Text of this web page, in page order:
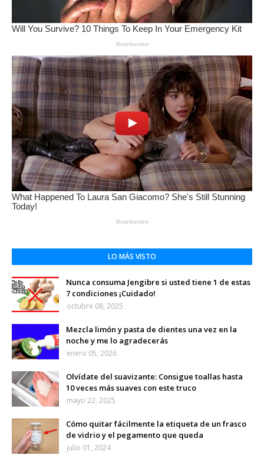
LO MÁS VISTO
Nunca consuma Jengibre si usted tiene 1 de estas
7 condiciones ¡Cuidado!
octubre 08, 2025
Mezcla limón y pasta de dientes una vez en la
noche y me lo agradecerás
enero 05, 2026
Olvídate del suavizante: Consigue toallas hasta
10 veces más suaves con este truco
mayo 22, 2025
Cómo quitar fácilmente la etiqueta de un frasco
de vidrio y el pegamento que queda
julio 01, 2024